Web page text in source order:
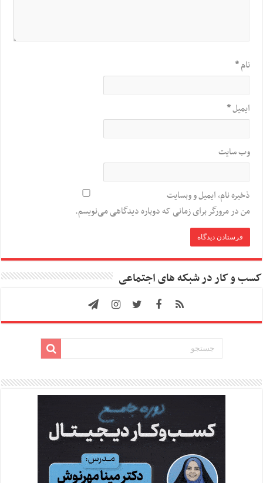
نام*
ایمیل*
وب‌ سایت
ذخیره نام، ایمیل و وبسایت
من در مرورگر برای زمانی که دوباره دیدگاهی می‌نویسم.
کسب و کار در شبکه های اجتماعی